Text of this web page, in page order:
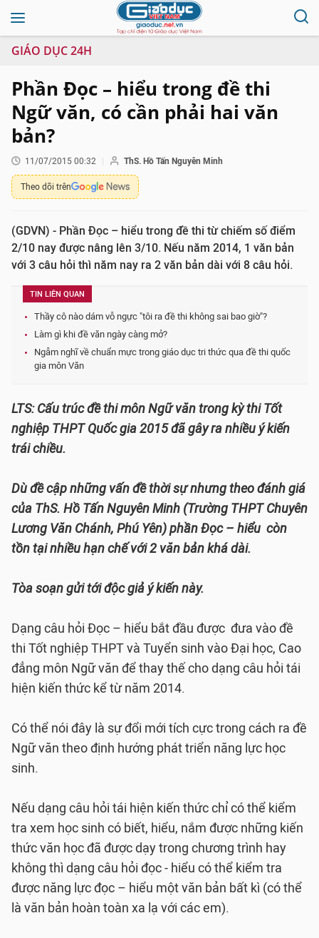
GIÁO DỤC 24H
Phần Đọc – hiểu trong đề thi
Ngữ văn, có cần phải hai văn
bản?
11/07/2015 00:32 ThS. Hồ Tấn Nguyên Minh
Theo dõi trên
(GDVN) - Phần Đọc – hiểu trong đề thi từ chiếm số điểm
2/10 nay được nâng lên 3/10. Nếu năm 2014, 1 văn bản
với 3 câu hỏi thì năm nay ra 2 văn bản dài với 8 câu hỏi.
TIN LIÊN QUAN
Thầy cô nào dám vỗ ngực "tôi ra đề thi không sai bao giờ"?
Làm gì khi đề văn ngày càng mở?
Ngẫm nghĩ về chuẩn mực trong giáo dục tri thức qua đề thi quốc
gia môn Văn
LTS: Cấu trúc đề thi môn Ngữ văn trong kỳ thi Tốt
nghiệp THPT Quốc gia 2015 đã gây ra nhiều ý kiến
trái chiều.
Dù đề cập những vấn đề thời sự nhưng theo đánh giá
của ThS. Hồ Tấn Nguyên Minh (Trường THPT Chuyên
Lương Văn Chánh, Phú Yên) phần Đọc – hiểu còn
tồn tại nhiều hạn chế với 2 văn bản khá dài.
Tòa soạn gửi tới độc giả ý kiến này.
Dạng câu hỏi Đọc – hiểu bắt đầu được đưa vào đề
thi Tốt nghiệp THPT và Tuyển sinh vào Đại học, Cao
đẳng môn Ngữ văn để thay thế cho dạng câu hỏi tái
hiện kiến thức kể từ năm 2014.
Có thể nói đây là sự đổi mới tích cực trong cách ra đề
Ngữ văn theo định hướng phát triển năng lực học
sinh.
Nếu dạng câu hỏi tái hiện kiến thức chỉ có thể kiểm
tra xem học sinh có biết, hiểu, nắm được những kiến
thức văn học đã được dạy trong chương trình hay
không thì dạng câu hỏi đọc - hiểu có thể kiểm tra
được năng lực đọc – hiểu một văn bản bất kì (có thể
là văn bản hoàn toàn xa lạ với các em).